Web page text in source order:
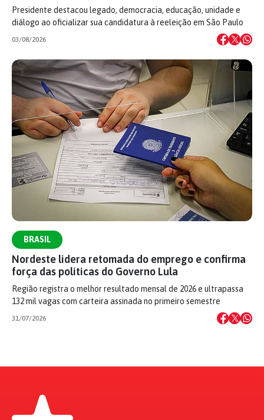
Presidente destacou legado, democracia, educação, unidade e
diálogo ao oficializar sua candidatura à reeleição em São Paulo
03/08/2026
BRASIL
Nordeste lidera retomada do emprego e confirma
força das políticas do Governo Lula
Região registra o melhor resultado mensal de 2026 e ultrapassa
132 mil vagas com carteira assinada no primeiro semestre
31/07/2026